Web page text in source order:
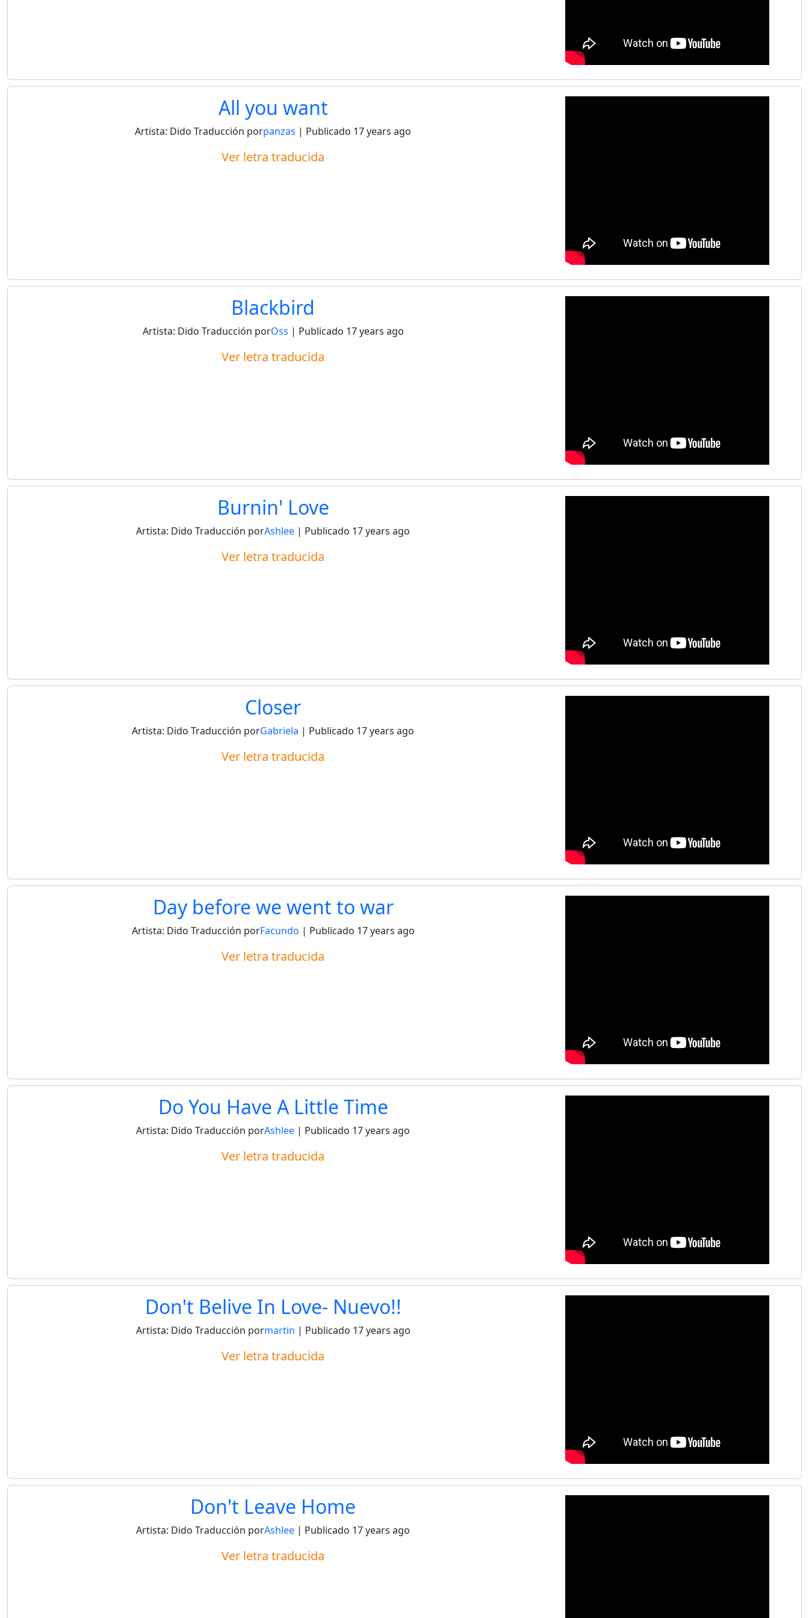
All you want
Artista: Dido Traducción porpanzas | Publicado 17 years ago
Ver letra traducida
Blackbird
Artista: Dido Traducción porOss | Publicado 17 years ago
Ver letra traducida
Burnin' Love
Artista: Dido Traducción porAshlee | Publicado 17 years ago
Ver letra traducida
Closer
Artista: Dido Traducción porGabriela | Publicado 17 years ago
Ver letra traducida
Day before we went to war
Artista: Dido Traducción porFacundo | Publicado 17 years ago
Ver letra traducida
Do You Have A Little Time
Artista: Dido Traducción porAshlee | Publicado 17 years ago
Ver letra traducida
Don't Belive In Love- Nuevo!!
Artista: Dido Traducción pormartin | Publicado 17 years ago
Ver letra traducida
Don't Leave Home
Artista: Dido Traducción porAshlee | Publicado 17 years ago
Ver letra traducida